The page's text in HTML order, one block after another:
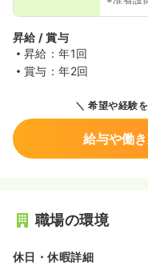
昇給 / 賞与
昇給：年1回
賞与：年2回
希望や経験
給与や働
職場の環境
休日・休暇詳細